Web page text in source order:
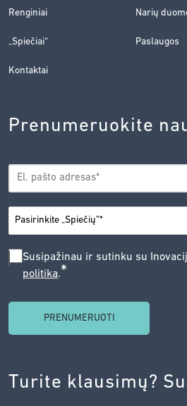
Renginiai Narių
„Spiečiai“ Paslaugos
Kontaktai
Prenumeruokite
EL.
PAŠTAS*
MIESTAS*
SUSIPAŽINAU
SUTINKU
AGENTŪROS
PRIVATUMO
Susipažinau ir sutinku su
politika.*
Turite klausimų?